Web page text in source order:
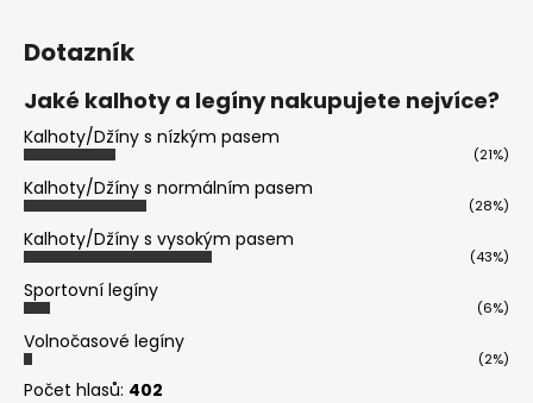
Dotazník
Jaké kalhoty a legíny nakupujete nejvíce?
Kalhoty/Džíny s nízkým pasem
(21%)
Kalhoty/Džíny s normálním pasem
(28%)
Kalhoty/Džíny s vysokým pasem
(43%)
Sportovní legíny
(6%)
Volnočasové legíny
(2%)
Počet hlasů: 402